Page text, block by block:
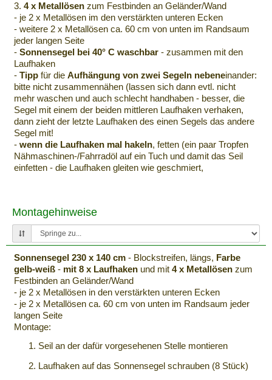
3. 4 x Metallösen zum Festbinden an Geländer/Wand
- je 2 x Metallösen im den verstärkten unteren Ecken
- weitere 2 x Metallösen ca. 60 cm von unten im Randsaum
jeder langen Seite
- Sonnensegel bei 40° C waschbar - zusammen mit den
Laufhaken
- Tipp für die Aufhängung von zwei Segeln nebeneinander:
bitte nicht zusammennähen (lassen sich dann evtl. nicht
mehr waschen und auch schlecht handhaben - besser, die
Segel mit einem der beiden mittleren Laufhaken verhaken,
dann zieht der letzte Laufhaken des einen Segels das andere
Segel mit!
- wenn die Laufhaken mal hakeln, fetten (ein paar Tropfen
Nähmaschinen-/Fahrradöl auf ein Tuch und damit das Seil
einfetten - die Laufhaken gleiten wie geschmiert,
Montagehinweise
Sonnensegel 230 x 140 cm - Blockstreifen, längs, Farbe
gelb-weiß - mit 8 x Laufhaken und mit 4 x Metallösen zum
Festbinden an Geländer/Wand
- je 2 x Metallösen in den verstärkten unteren Ecken
- je 2 x Metallösen ca. 60 cm von unten im Randsaum jeder
langen Seite
Montage:
Seil an der dafür vorgesehenen Stelle montieren
Laufhaken auf das Sonnensegel schrauben (8 Stück)